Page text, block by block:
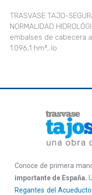
TRASVASE TAJO-
NORMALIDAD
embalses de cabecera
1.096,1 hm³, lo
Conoce de primera
importante de España.
Regantes del